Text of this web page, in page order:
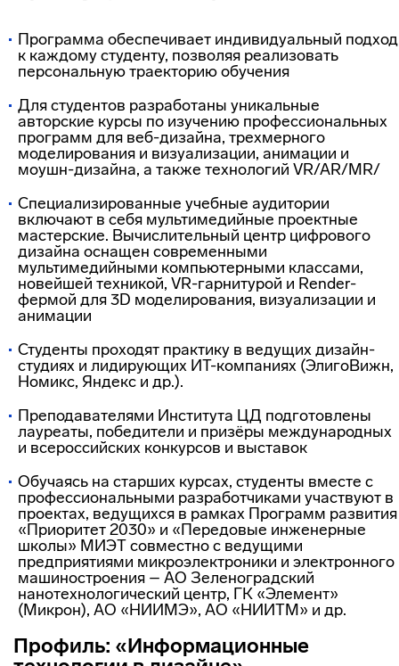
Программа обеспечивает индивидуальный подход
к каждому студенту, позволяя реализовать
персональную траекторию обучения
Для студентов разработаны уникальные
авторские курсы по изучению профессиональных
программ для веб-дизайна, трехмерного
моделирования и визуализации, анимации и
моушн-дизайна, а также технологий VR/AR/MR/
Специализированные учебные аудитории
включают в себя мультимедийные проектные
мастерские. Вычислительный центр цифрового
дизайна оснащен современными
мультимедийными компьютерными классами,
новейшей техникой, VR-гарнитурой и Render-
фермой для 3D моделирования, визуализации и
анимации
Студенты проходят практику в ведущих дизайн-
студиях и лидирующих ИТ-компаниях (ЭлигоВижн,
Номикс, Яндекс и др.).
Преподавателями Института ЦД подготовлены
лауреаты, победители и призёры международных
и всероссийских конкурсов и выставок
Обучаясь на старших курсах, студенты вместе с
профессиональными разработчиками участвуют в
проектах, ведущихся в рамках Программ развития
«Приоритет 2030» и «Передовые инженерные
школы» МИЭТ совместно с ведущими
предприятиями микроэлектроники и электронного
машиностроения – АО Зеленоградский
нанотехнологический центр, ГК «Элемент»
(Микрон), АО «НИИМЭ», АО «НИИТМ» и др.
Профиль: «Информационные